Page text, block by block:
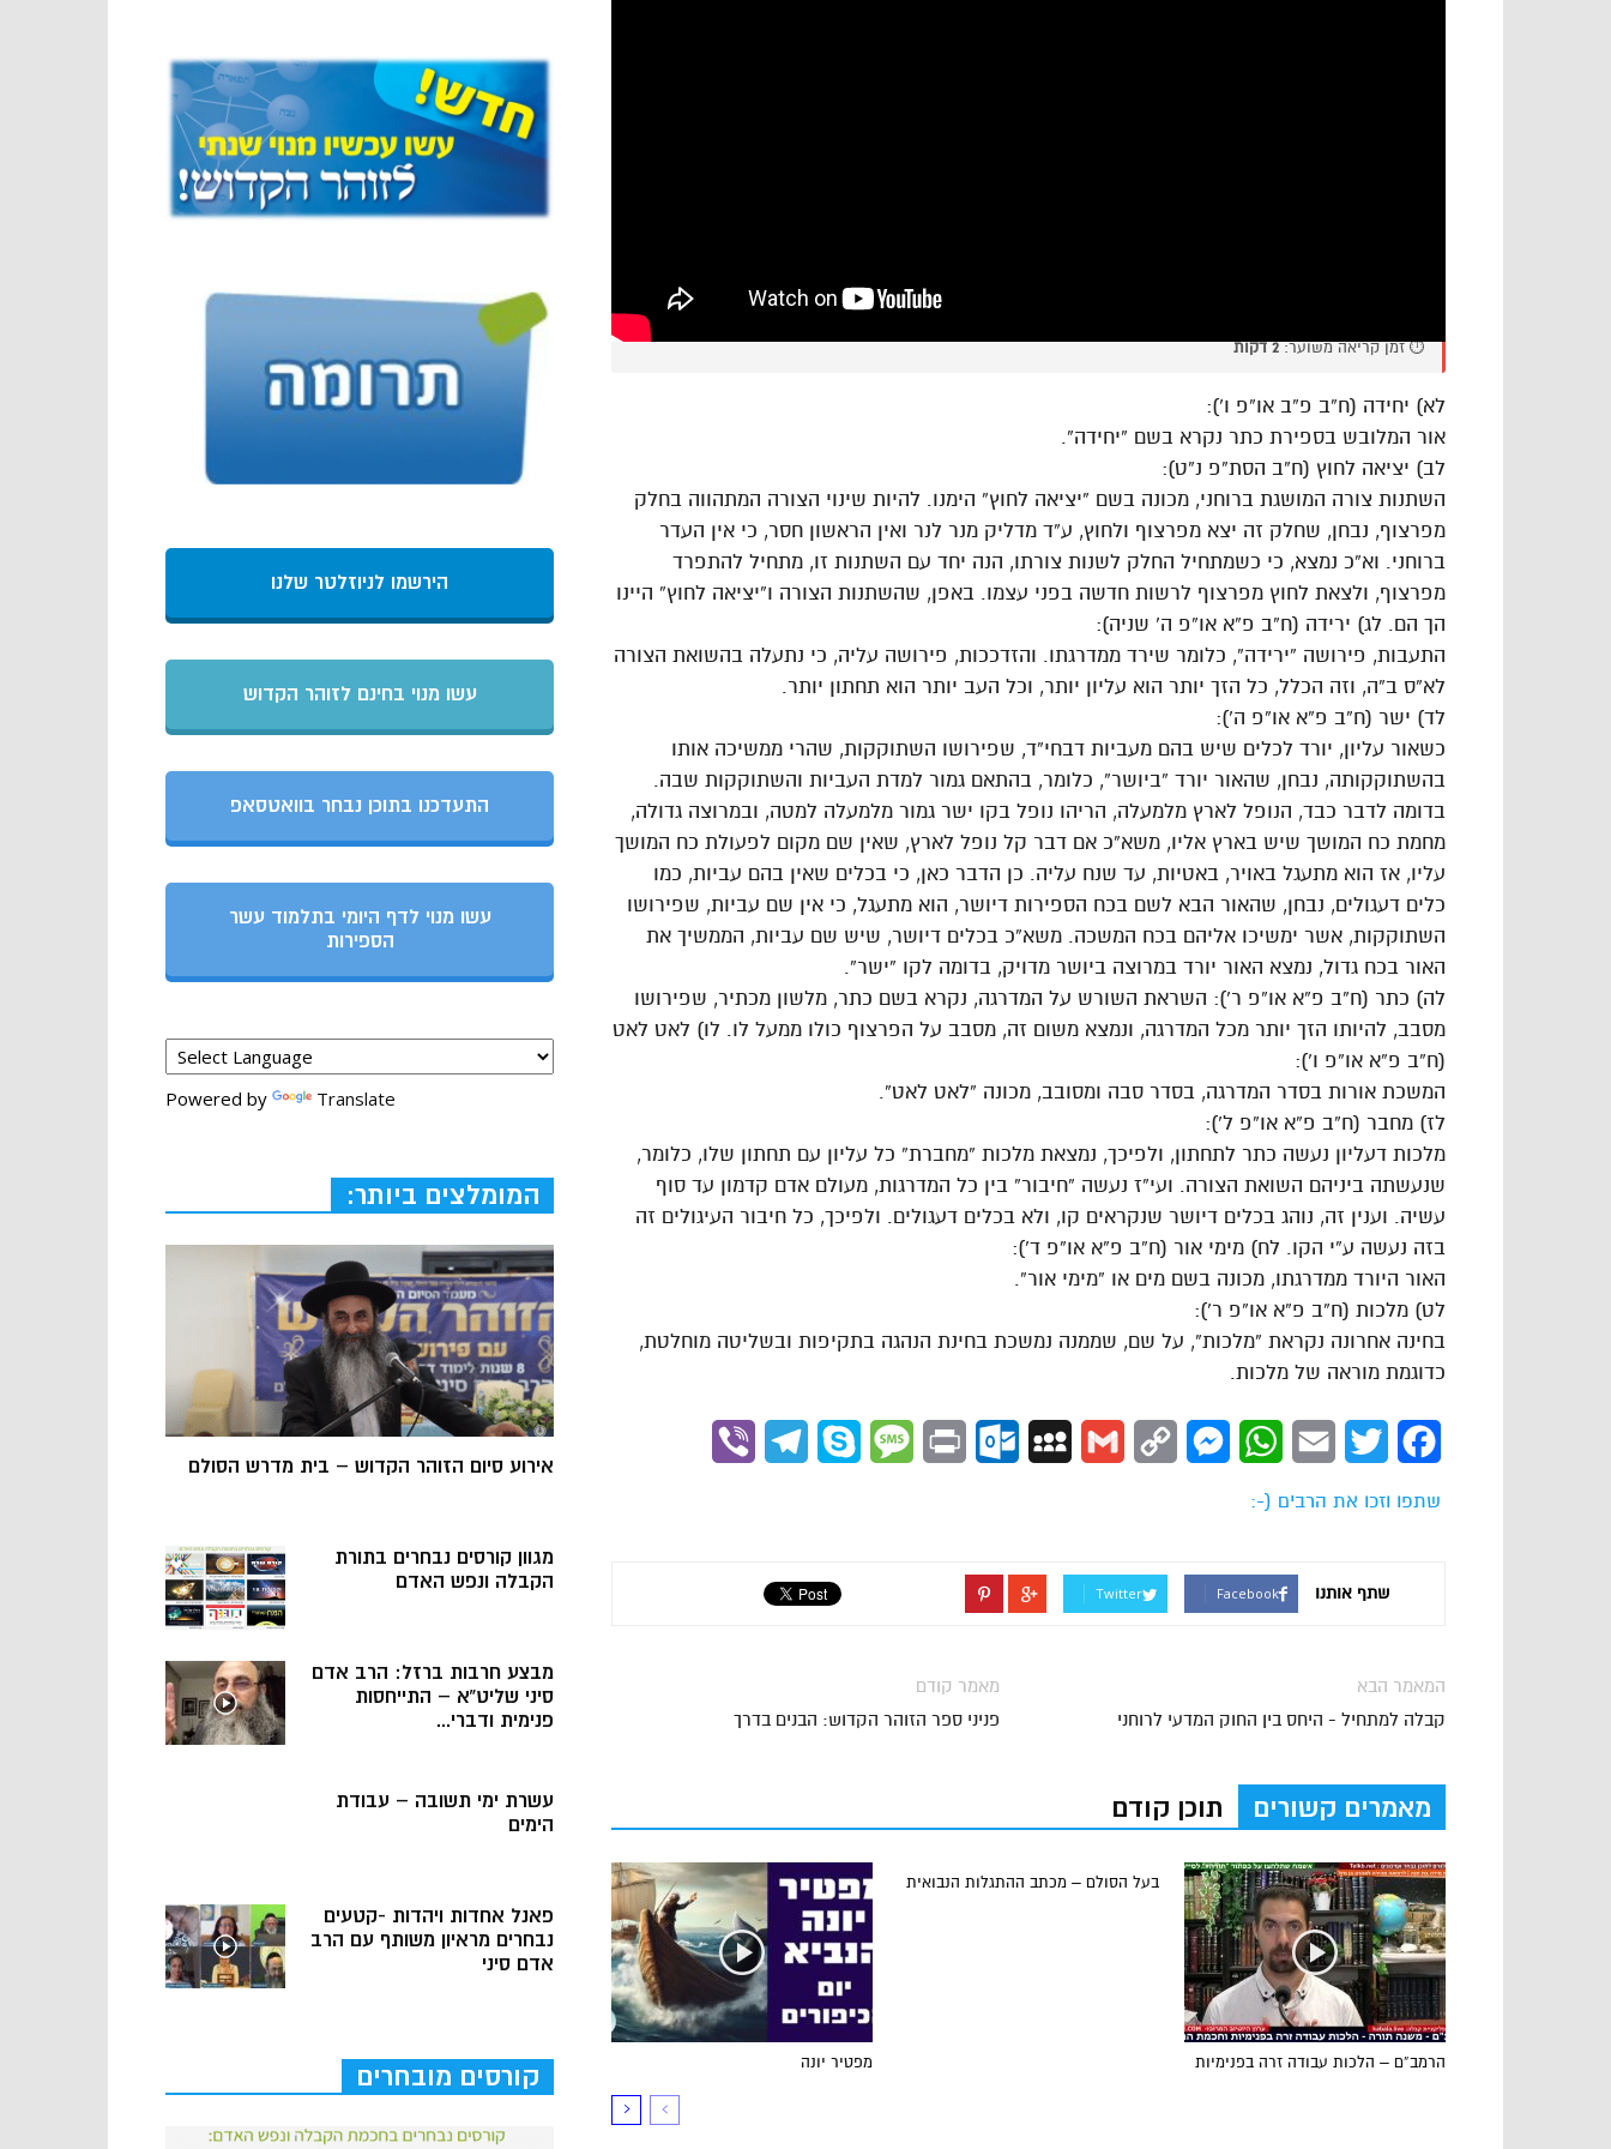
⏱️ זמן קריאה משוער:2 דקות
לא) יחידה (ח”ב פ”ב או”פ ו’):
אור המלובש בספירת כתר נקרא בשם “יחידה”.
לב) יציאה לחוץ (ח”ב הסת”פ נ”ט):
השתנות צורה המושגת ברוחני, מכונה בשם “יציאה לחוץ” הימנו. להיות שינוי הצורה המתהווה בחלק
מפרצוף, נבחן, שחלק זה יצא מפרצוף ולחוץ, ע”ד מדליק מנר לנר ואין הראשון חסר, כי אין העדר
ברוחני. וא”כ נמצא, כי כשמתחיל החלק לשנות צורתו, הנה יחד עם השתנות זו, מתחיל להתפרד
מפרצוף, ולצאת לחוץ מפרצוף לרשות חדשה בפני עצמו. באפן, שהשתנות הצורה ו”יציאה לחוץ” היינו
הך הם. לג) ירידה (ח”ב פ”א או”פ ה’ שניה):
התעבות, פירושה “ירידה”, כלומר שירד ממדרגתו. והזדככות, פירושה עליה, כי נתעלה בהשואת הצורה
לא”ס ב”ה, וזה הכלל, כל הזך יותר הוא עליון יותר, וכל העב יותר הוא תחתון יותר.
לד) ישר (ח”ב פ”א או”פ ה’):
כשאור עליון, יורד לכלים שיש בהם מעביות דבחי”ד, שפירושו השתוקקות, שהרי ממשיכה אותו
בהשתוקקותה, נבחן, שהאור יורד “ביושר”, כלומר, בהתאם גמור למדת העביות והשתוקקות שבה.
בדומה לדבר כבד, הנופל לארץ מלמעלה, הריהו נופל בקו ישר גמור מלמעלה למטה, ובמרוצה גדולה,
מחמת כח המושך שיש בארץ אליו, משא”כ אם דבר קל נופל לארץ, שאין שם מקום לפעולת כח המושך
עליו, אז הוא מתעגל באויר, באטיות, עד שנח עליה. כן הדבר כאן, כי בכלים שאין בהם עביות, כמו
כלים דעגולים, נבחן, שהאור הבא לשם בכח הספירות דיושר, הוא מתעגל, כי אין שם עביות, שפירושו
השתוקקות, אשר ימשיכו אליהם בכח המשכה. משא”כ בכלים דיושר, שיש שם עביות, הממשיך את
האור בכח גדול, נמצא האור יורד במרוצה ביושר מדויק, בדומה לקו “ישר”.
לה) כתר (ח”ב פ”א או”פ ר’): השראת השורש על המדרגה, נקרא בשם כתר, מלשון מכתיר, שפירושו
מסבב, להיותו הזך יותר מכל המדרגה, ונמצא משום זה, מסבב על הפרצוף כולו ממעל לו. לו) לאט לאט
(ח”ב פ”א או”פ ו’):
המשכת אורות בסדר המדרגה, בסדר סבה ומסובב, מכונה “לאט לאט”.
לז) מחבר (ח”ב פ”א או”פ ל’):
מלכות דעליון נעשה כתר לתחתון, ולפיכך, נמצאת מלכות “מחברת” כל עליון עם תחתון שלו, כלומר,
שנעשתה ביניהם השואת הצורה. ועי”ז נעשה “חיבור” בין כל המדרגות, מעולם אדם קדמון עד סוף
עשיה. וענין זה, נוהג בכלים דיושר שנקראים קו, ולא בכלים דעגולים. ולפיכך, כל חיבור העיגולים זה
בזה נעשה ע”י הקו. לח) מימי אור (ח”ב פ”א או”פ ד’):
האור היורד ממדרגתו, מכונה בשם מים או “מימי אור”.
לט) מלכות (ח”ב פ”א או”פ ר’):
בחינה אחרונה נקראת “מלכות”, על שם, שממנה נמשכת בחינת הנהגה בתקיפות ובשליטה מוחלטת,
כדוגמת מוראה של מלכות.
Facebook
Twitter
Email
WhatsApp
Messenger
Copy
Gmail
MySpace
Outlook.com
Print
Message
Skype
Telegram
שתפו וזכו את הרבים (-:
שתף אותנו Facebook
Twitter
מאמר קודם
פניני ספר הזוהר הקדוש: הבנים בדרך
המאמר הבא
קבלה למתחיל - היחס בין החוק המדעי לרוחני
מאמרים קשורים תוכן קודם
מפטיר יונה
בעל הסולם – מכתב ההתגלות הנבואית
הרמב”ם – הלכות עבודה זרה בפנימיות
הירשמו לניוזלטר שלנו
עשו מנוי בחינם לזוהר הקדוש
התעדכנו בתוכן נבחר בוואטסאפ
עשו מנוי לדף היומי בתלמוד עשר
הספירות
Powered by Translate
המומלצים ביותר:
אירוע סיום הזוהר הקדוש – בית מדרש הסולם
מגוון קורסים נבחרים בתורת
הקבלה ונפש האדם
מבצע חרבות ברזל: הרב אדם
סיני שליט”א – התייחסות
פנימית ודברי...
עשרת ימי תשובה – עבודת
הימים
פאנל אחדות ויהדות -קטעים
נבחרים מראיון משותף עם הרב
אדם סיני
קורסים מובחרים